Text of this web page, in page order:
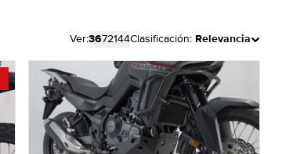
Ver:3672144Clasificación: Relevancia